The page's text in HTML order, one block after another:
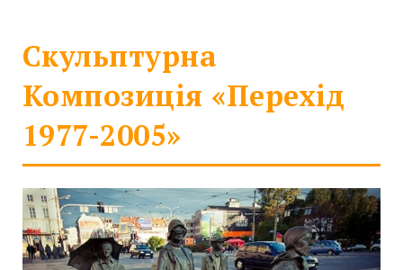
Скульптурна
Композиція «Перехід
1977-2005»